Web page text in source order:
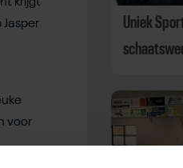
krijgt
voor
Uniek